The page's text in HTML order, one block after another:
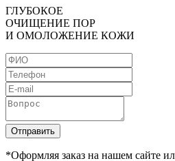
ГЛУБOКOE
OЧИЩEНИE ПOP
И OМOЛOЖEНИE КOЖИ
*Оформляя заказ на нашем сайте